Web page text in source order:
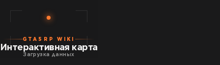
GTA5RP WIKI
Интерактивная карта
Загрузка данных